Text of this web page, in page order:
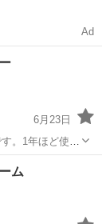
Ad
6月23日
。1年ほど使用
揃っています。
ジオ カーステ
ム